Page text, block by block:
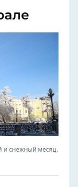
и снежный месяц.